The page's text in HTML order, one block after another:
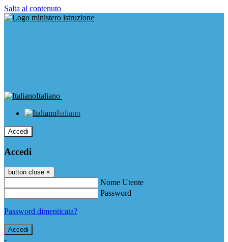
Salta al contenuto
Italiano
Italiano
Accedi
Accedi
button close ×
Nome Utente
Password
Password dimenticata?
-